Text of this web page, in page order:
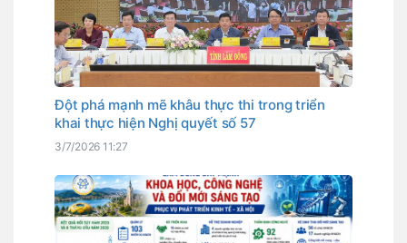
Đột phá mạnh mẽ khâu thực thi trong triển
khai thực hiện Nghị quyết số 57
3/7/2026 11:27